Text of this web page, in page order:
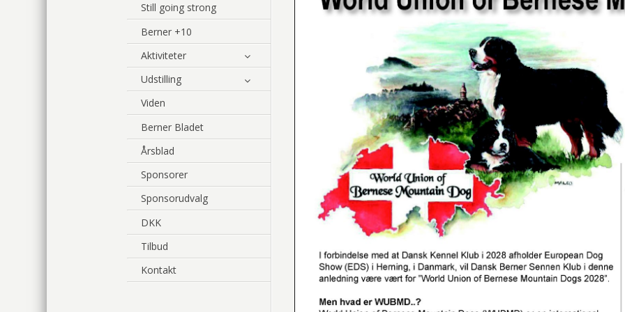
Still going strong
Berner +10
Aktiviteter
Udstilling
Viden
Berner Bladet
Årsblad
Sponsorer
Sponsorudvalg
DKK
Tilbud
Kontakt